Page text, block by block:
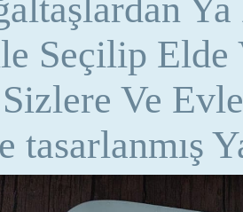
Seçilip Elde
Ve
tasarlanmış